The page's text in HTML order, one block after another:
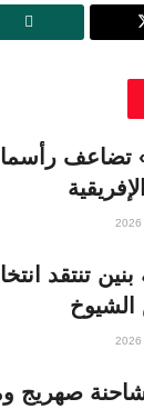
تضاعف
تنتقد